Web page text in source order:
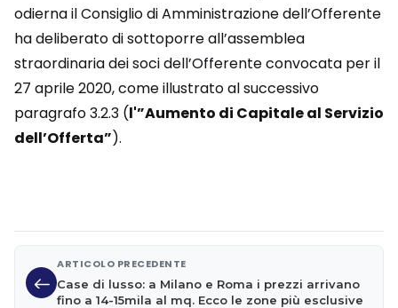
odierna il Consiglio di Amministrazione dell’Offerente
ha deliberato di sottoporre all’assemblea
straordinaria dei soci dell’Offerente convocata per il
27 aprile 2020, come illustrato al successivo
paragrafo 3.2.3 (l'”Aumento di Capitale al Servizio
dell’Offerta”).
ARTICOLO PRECEDENTE
Case di lusso: a Milano e Roma i prezzi arrivano
fino a 14-15mila al mq. Ecco le zone più esclusive